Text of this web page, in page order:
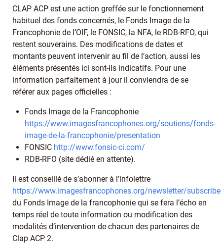
CLAP ACP est une action greffée sur le fonctionnement
habituel des fonds concernés, le Fonds Image de la
Francophonie de l’OIF, le FONSIC, la NFA, le RDB-RFO, qui
restent souverains. Des modifications de dates et
montants peuvent intervenir au fil de l’action, aussi les
éléments présentés ici sont-ils indicatifs. Pour une
information parfaitement à jour il conviendra de se
référer aux pages officielles :
Fonds Image de la Francophonie
https://www.imagesfrancophones.org/soutiens/fonds-
image-de-la-francophonie/presentation
FONSIC http://www.fonsic-ci.com/
RDB-RFO (site dédié en attente).
Il est conseillé de s’abonner à l’infolettre
https://www.imagesfrancophones.org/newsletter/subscribe
du Fonds Image de la francophonie qui se fera l’écho en
temps réel de toute information ou modification des
modalités d’intervention de chacun des partenaires de
Clap ACP 2.